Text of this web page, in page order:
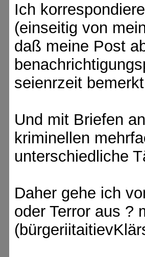
Ich
(einseitig von
daß meine Post
seienrzeit
Und mit Briefen
kriminellen
unterschiedliche
Daher gehe ich
oder Terror aus ?